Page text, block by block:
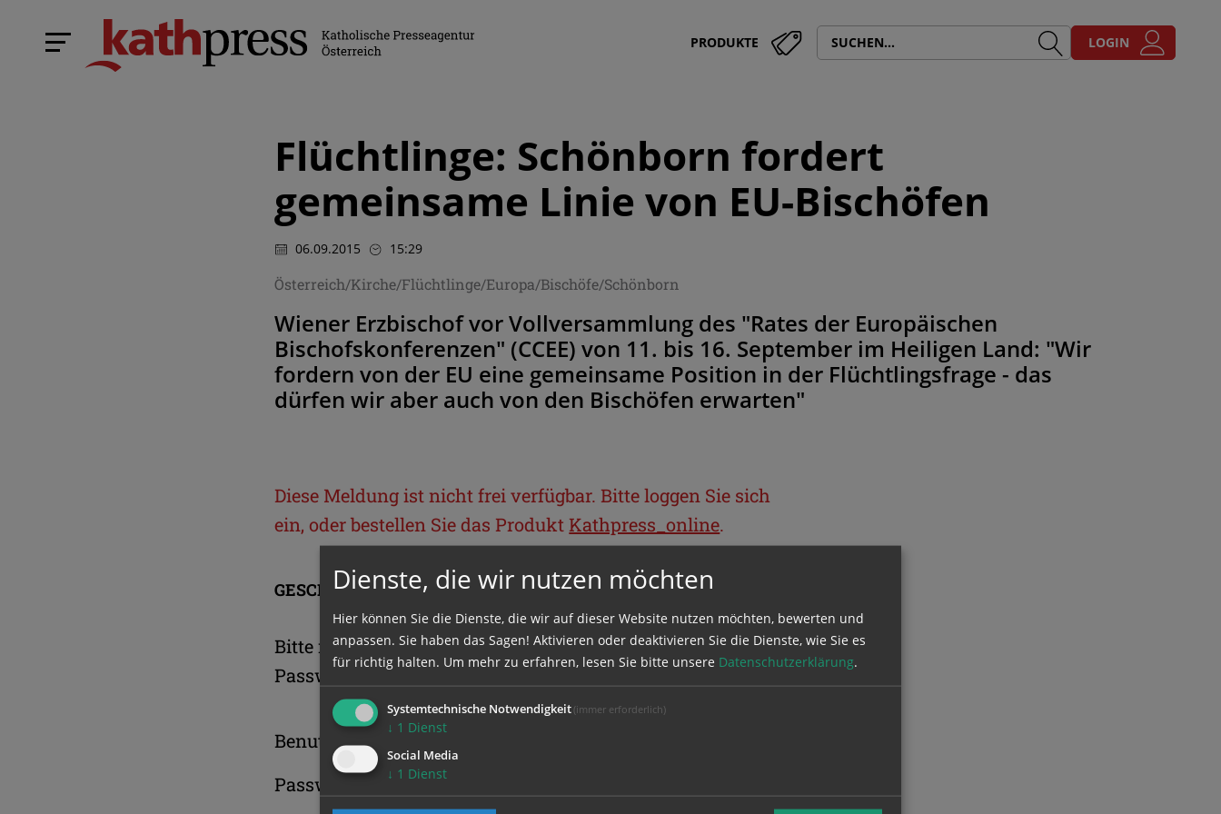
PRODUKTE LOGIN
Flüchtlinge: Schönborn fordert
gemeinsame Linie von EU-Bischöfen
06.09.2015 15:29
Österreich/Kirche/Flüchtlinge/Europa/Bischöfe/Schönborn
Wiener Erzbischof vor Vollversammlung des "Rates der Europäischen
Bischofskonferenzen" (CCEE) von 11. bis 16. September im Heiligen Land: "Wir
fordern von der EU eine gemeinsame Position in der Flüchtlingsfrage - das
dürfen wir aber auch von den Bischöfen erwarten"
Diese Meldung ist nicht frei verfügbar. Bitte loggen Sie sich
ein, oder bestellen Sie das Produkt Kathpress_online.
GESCHÜTZTER BEREICH
Bitte melden Sie sich mit Ihrem Benutzernamen und
Passwort an.
Benutzername
Passwort
Dienste, die wir nutzen möchten
Hier können Sie die Dienste, die wir auf dieser Website nutzen möchten, bewerten und
anpassen. Sie haben das Sagen! Aktivieren oder deaktivieren Sie die Dienste, wie Sie es
für richtig halten. Um mehr zu erfahren, lesen Sie bitte unsere Datenschutzerklärung.
Systemtechnische Notwendigkeit (immer erforderlich)
↓ 1 Dienst
Social Media
↓ 1 Dienst